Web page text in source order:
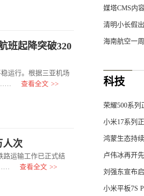
班起降突破320
运行。根据三亚机场
查看全文 >>
人次
运输工作已正式结
查看全文 >>
清明小长假
海南航空一
科技
荣耀500系
卢伟冰再开
刘强东宣布